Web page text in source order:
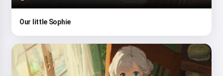
Our little Sophie